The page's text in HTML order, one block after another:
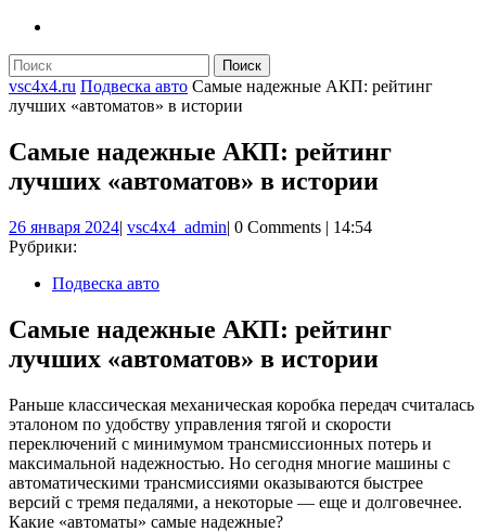
КНОПКА
Найти:
vsc4x4.ru Подвеска авто Самые надежные АКП: рейтинг
лучших «автоматов» в истории
Самые надежные АКП: рейтинг
лучших «автоматов» в истории
26 января 202426
| vsc4x4_adminvsc4x4_admin
| 0 Comments | 14:54
Рубрики:
Подвеска авто
Самые надежные АКП: рейтинг
лучших «автоматов» в истории
Раньше классическая механическая коробка передач считалась
эталоном по удобству управления тягой и скорости
переключений с минимумом трансмиссионных потерь и
максимальной надежностью. Но сегодня многие машины с
автоматическими трансмиссиями оказываются быстрее
версий с тремя педалями, а некоторые — еще и долговечнее.
Какие «автоматы» самые надежные?